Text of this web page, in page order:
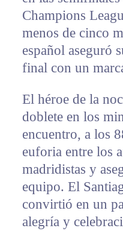
Champions
menos de cinco
español aseguró
final con un
El héroe de la
doblete en los
encuentro, a los
euforia entre los
madridistas y
equipo. El
convirtió en un
alegría y